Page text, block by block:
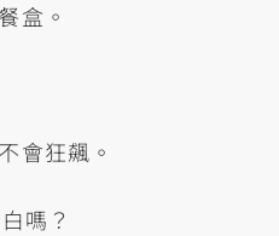
盒。
會狂飆。
嗎？